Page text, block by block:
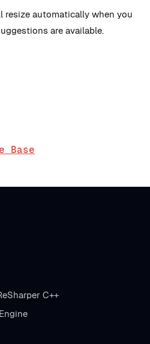
automatically when you
are available.
Base
C++